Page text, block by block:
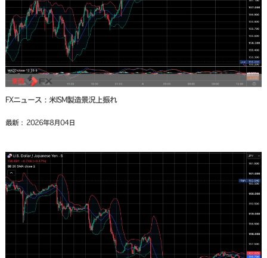
FXニュース：米ISM製造景況上振れ
最新： 2026年8月04日